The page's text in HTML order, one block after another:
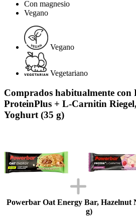
Con magnesio
Vegano
Vegano
Vegetariano
Comprados habitualmente con
ProteinPlus + L-Carnitin
Yoghurt (35 g)
Powerbar Oat Energy Bar, Hazelnut
g)